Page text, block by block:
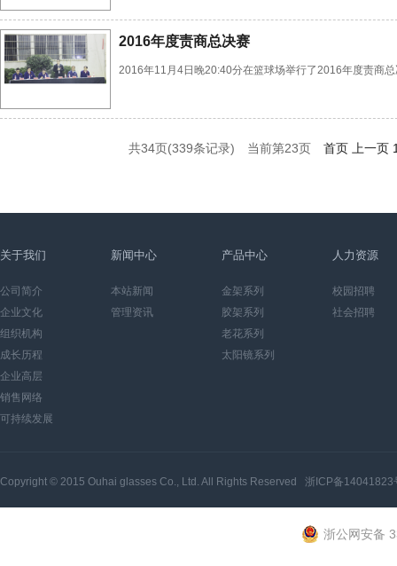
2016年度责商总决赛
2016年11月4日晚20:40分在篮球场举行了2016年度责商
共34页(339条记录) 当前第23页 首页 上一页
关于我们
公司简介
企业文化
组织机构
成长历程
企业高层
销售网络
可持续发展
新闻中心
本站新闻
管理资讯
产品中心
金架系列
胶架系列
老花系列
太阳镜系列
人力资源
校园招聘
社会招聘
Copyright © 2015 Ouhai glasses Co., Ltd. All Rights Reserved 浙ICP备14041823
浙公网安备